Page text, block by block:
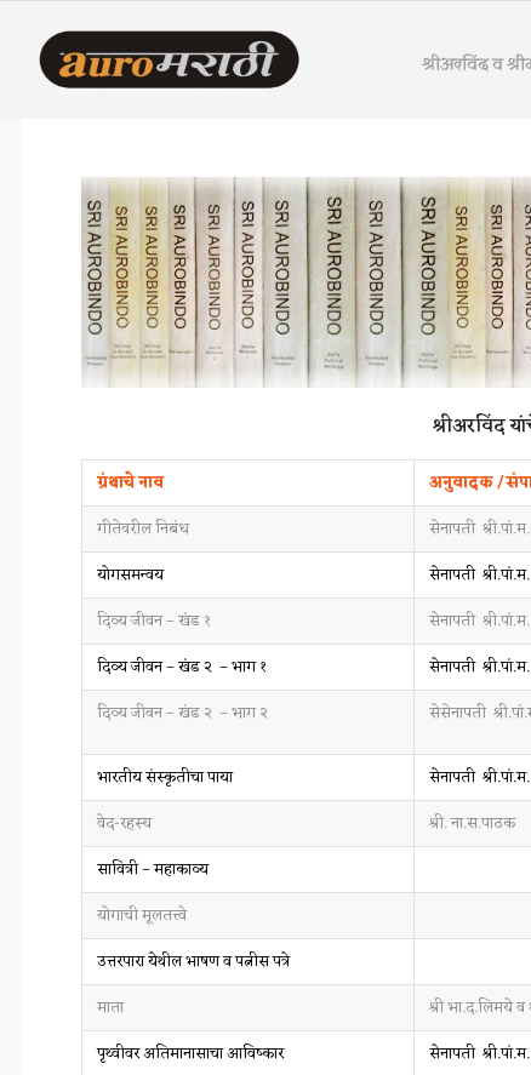
श्रीअरविंद व
श्रीअरविंद
ग्रंथाचे नाव अनुवादक /
गीतेवरील निबंध
सेनापती
योगसमन्वय
सेनापती
दिव्य जीवन – खंड १
सेनापती
दिव्य जीवन – खंड २ – भाग १
सेनापती
दिव्य जीवन – खंड २ – भाग २
सेसेनापती
भारतीय संस्कृतीचा पाया सेनापती
वेद-रहस्य
श्री. ना.स.पाठक
सावित्री – महाकाव्य
योगाची मूलतत्त्वे
उत्तरपारा येथील भाषण व पत्नीस पत्रे
माता
श्री भा.द.लिमये
पृथ्वीवर अतिमानासाचा आविष्कार
सेनापती